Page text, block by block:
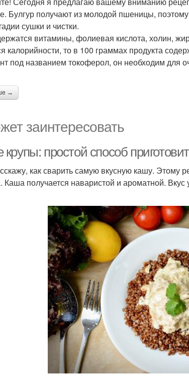
Булгур получают из молодой пшеницы,
сушки и чистки.
витамины, фолиевая кислота, холин,
калорийности, то в 100 граммах продукта
под названием токоферол, он необходим для
→
заинтересовать
крупы: простой способ
как сварить самую вкусную кашу. Этому
Каша получается наваристой и ароматной.